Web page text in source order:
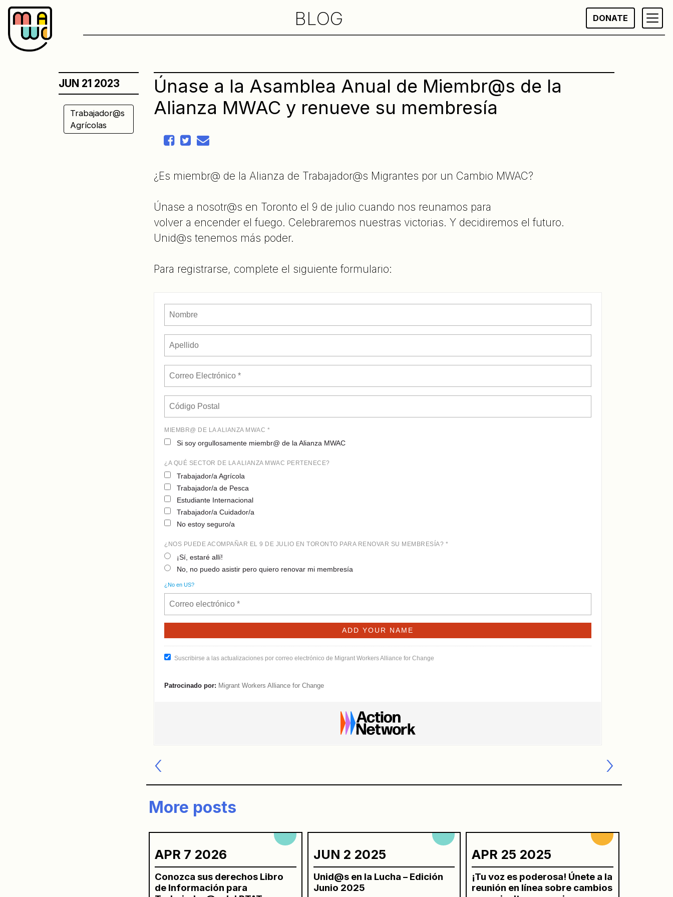
Skip
content
BLOG DONATE
JUN 21 2023
Trabajador@s
Agrícolas
Únase a la Asamblea Anual de Miembr@s de la
Alianza MWAC y renueve su membresía
¿Es miembr@ de la Alianza de Trabajador@s Migrantes por un Cambio MWAC?
Únase a nosotr@s en Toronto el 9 de julio cuando nos reunamos para
volver a encender el fuego. Celebraremos nuestras victorias. Y decidiremos el futuro.
Unid@s tenemos más poder.
Para registrarse, complete el siguiente formulario:
MIEMBR@ DE LA ALIANZA MWAC *
Si soy orgullosamente miembr@ de la Alianza MWAC
¿A QUÉ SECTOR DE LA ALIANZA MWAC PERTENECE?
Trabajador/a Agrícola
Trabajador/a de Pesca
Estudiante Internacional
Trabajador/a Cuidador/a
No estoy seguro/a
¿NOS PUEDE ACOMPAÑAR EL 9 DE JULIO EN TORONTO PARA RENOVAR SU MEMBRESÍA? *
¡Sí, estaré allí!
No, no puedo asistir pero quiero renovar mi membresía
¿No en US?
Suscribirse a las actualizaciones por correo electrónico de Migrant Workers Alliance for Change
Patrocinado por: Migrant Workers Alliance for Change
navigation
More posts
APR 7 2026
Conozca sus derechos Libro
de Información para
JUN 2 2025
Unid@s en la Lucha – Edición
Junio 2025
APR 25 2025
¡Tu voz es poderosa! Únete a la
reunión en línea sobre cambios